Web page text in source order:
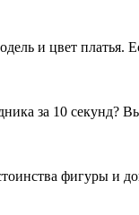
и цвет платья.
за 10
фигуры и